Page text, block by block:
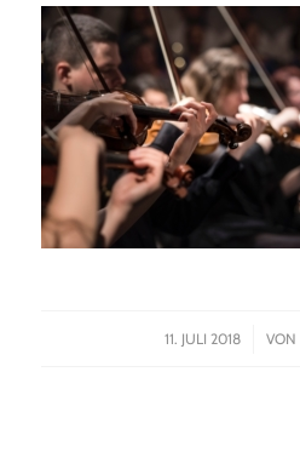
11. JULI 2018
/ VON